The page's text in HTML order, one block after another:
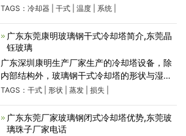
和空调系统等各种应用中的循环水。一、冷却
将热量吸收到大气
TAGS： 冷却器| 干式| 温度| 系统|
广东东莞康明玻璃钢干式冷却塔简介,东莞晶
钰玻璃
广东深圳康明生产厂家生产的冷却塔设备，除
内部结构外，玻璃钢干式冷却塔的形状与湿式
冷却塔的形状非常相似。干式冷却系统的工作
失。热量通过翅片
TAGS： 干式| 形状| 蒸发| 损失
广东东莞厂家玻璃钢闭式冷却塔优势,东莞玻
璃珠子厂家电话